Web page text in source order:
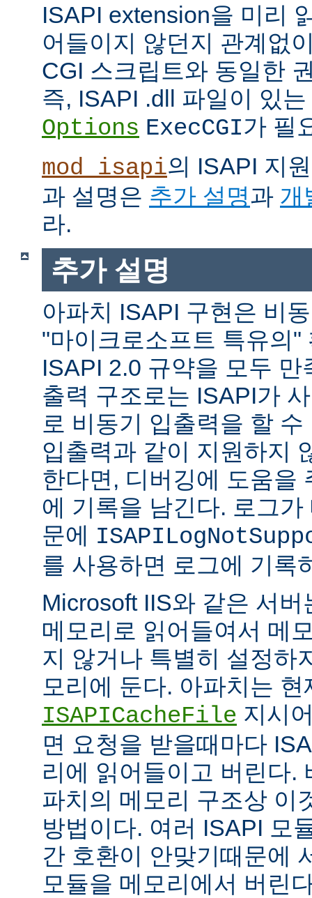
ISAPI extension을 미리
어들이지 않던지 관계없
CGI 스크립트와 동일한
즉, ISAPI .dll 파일이 있
Options ExecCGI가 필
mod_isapi의 ISAPI 지
과 설명은 추가 설명과 개
라.
추가 설명
아파치 ISAPI 구현은 비
"마이크로소프트 특유의"
ISAPI 2.0 규약을 모두
출력 구조로는 ISAPI가
로 비동기 입출력을 할
입출력과 같이 지원하지
한다면, 디버깅에 도움을
에 기록을 남긴다. 로그
문에
를 사용하면 로그에 기록
Microsoft IIS와 같은 서
메모리로 읽어들여서 메
지 않거나 특별히 설정하
모리에 둔다. 아파치는 현
ISAPICacheFile 지시
면 요청을 받을때마다
리에 읽어들이고 버린다.
파치의 메모리 구조상 이
방법이다. 여러 ISAPI 모
간 호환이 안맞기때문에
모듈을 메모리에서 버린